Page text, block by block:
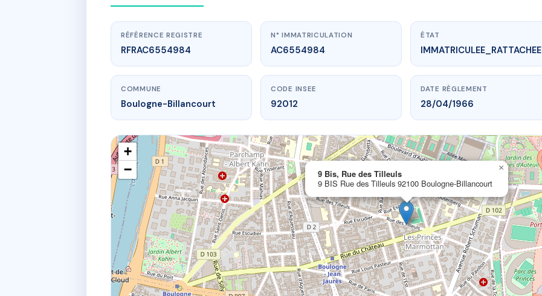
www.vme.plus/AC6554984
9 Bis, Rue des Tilleuls
9bis Rue des Tilleuls92100 Boulogne-Billancourt
RÉFÉRENCE REGISTRE
RFRAC6554984
N° IMMATRICULATION
AC6554984
ÉTAT
IMMATRICULEE_RATTACHEE
COMMUNE
Boulogne-Billancourt
CODE INSEE
92012
DATE RÈGLEMENT
28/04/1966
9 Bis, Rue des Tilleuls
9 BIS Rue des Tilleuls 92100 Boulogne-Billancourt
×
+
−